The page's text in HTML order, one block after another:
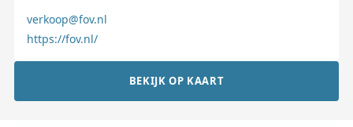
verkoop@fov.nl
https://fov.nl/
BEKIJK OP KAART